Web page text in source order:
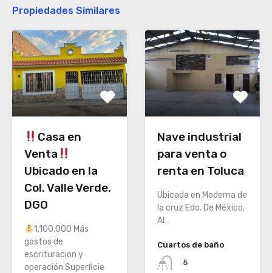
Propiedades Similares
Casa en
Venta
Ubicado en la
Col. Valle Verde,
DGO
1,100,000 Más
gastos de
escrituracion y
operación Superficie
Nave industrial
para venta o
renta en Toluca
Ubicada en Moderna de
la cruz Edo. De México.
Al…
Cuartos de baño
5